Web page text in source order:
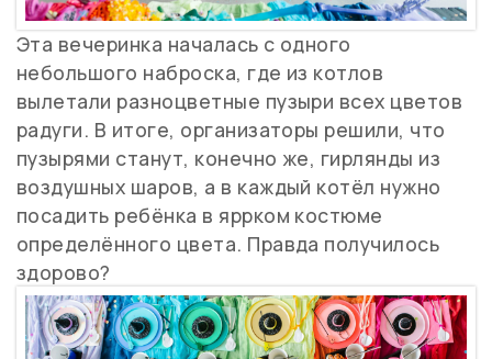
Эта вечеринка началась с одного
небольшого наброска, где из котлов
вылетали разноцветные пузыри всех цветов
радуги. В итоге, организаторы решили, что
пузырями станут, конечно же, гирлянды из
воздушных шаров, а в каждый котёл нужно
посадить ребёнка в яррком костюме
определённого цвета. Правда получилось
здорово?